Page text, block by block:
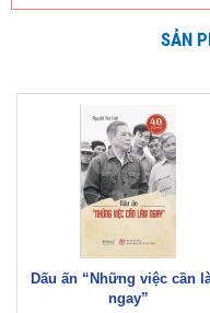
SẢN
Dấu ấn “Những việc cần
ngay”